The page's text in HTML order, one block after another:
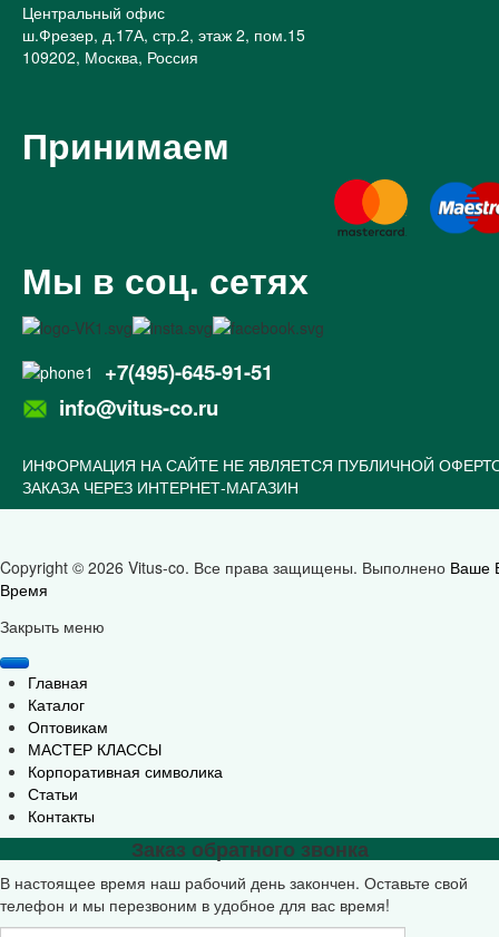
Центральный офис
ш.Фрезер, д.17А, стр.2, этаж 2, пом.15
109202, Москва, Россия
Принимаем
Мы в соц. сетях
+7(495)-645-91-51
info@vitus-co.ru
ИНФОРМАЦИЯ НА САЙТЕ НЕ ЯВЛЯЕТСЯ ПУБЛИЧНОЙ
ЗАКАЗА ЧЕРЕЗ ИНТЕРНЕТ-МАГАЗИН
Copyright © 2026 Vitus-co. Все права защищены. Выполнено Ваше
Время
Закрыть меню
Главная
Каталог
Оптовикам
МАСТЕР КЛАССЫ
Корпоративная символика
Статьи
Контакты
Заказ обратного звонка
В настоящее время наш рабочий день закончен. Оставьте свой
телефон и мы перезвоним в удобное для вас время!